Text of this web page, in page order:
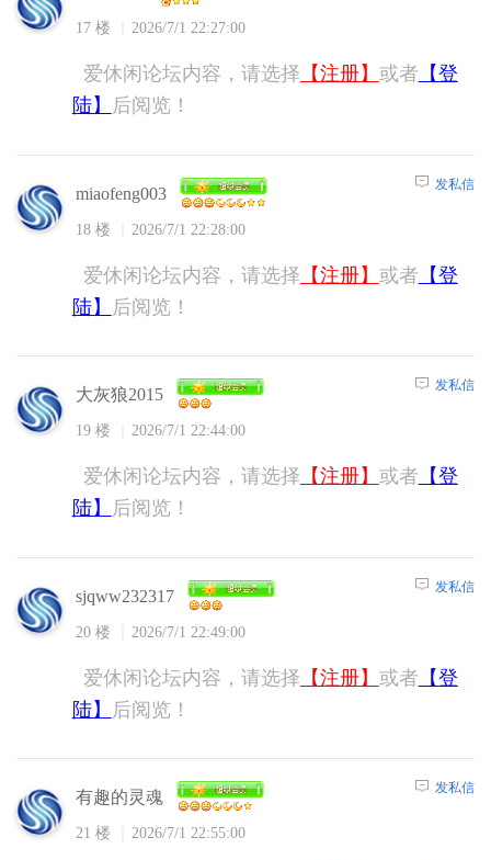
17 楼 2026/7/1 22:27:00
爱休闲论坛内容，请选择 【注册】 或者 【登
陆】
后阅览！
miaofeng003
18 楼 2026/7/1 22:28:00
发私信
爱休闲论坛内容，请选择 【注册】 或者 【登
陆】
后阅览！
大灰狼2015
19 楼 2026/7/1 22:44:00
发私信
爱休闲论坛内容，请选择 【注册】 或者 【登
陆】
后阅览！
sjqww232317
20 楼 2026/7/1 22:49:00
发私信
爱休闲论坛内容，请选择 【注册】 或者 【登
陆】
后阅览！
有趣的灵魂
21 楼 2026/7/1 22:55:00
发私信